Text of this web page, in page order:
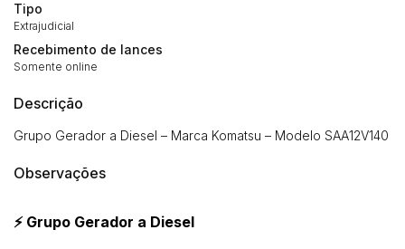
Tipo
Extrajudicial
Recebimento de lances
Somente online
Descrição
Grupo Gerador a Diesel – Marca Komatsu – Modelo SAA12V140
Observações
⚡ Grupo Gerador a Diesel